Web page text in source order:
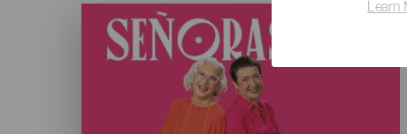
Learn
Listado